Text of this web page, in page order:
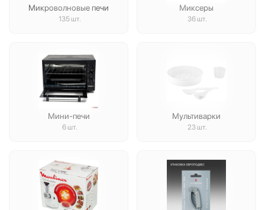
Микроволновые печи
135 шт.
Миксеры
36 шт.
Мини-печи
6 шт.
Мультиварки
23 шт.